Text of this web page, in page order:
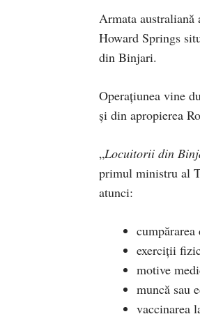
Armata
Howard Springs
din Binjari.
Operațiunea vine
și din apropierea
„Locuitorii din
primul ministru al
atunci:
exerciții
motive
muncă sau
vaccinarea